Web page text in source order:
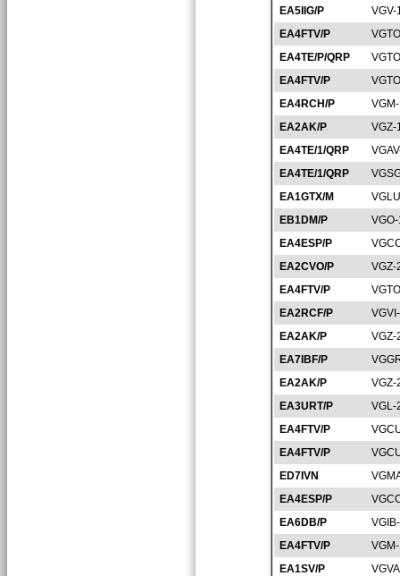
EA5IIG/P
VGV-
EA4FTV/P
EA4TE/P/QRP
EA4FTV/P
EA4RCH/P
EA2AK/P
VGZ-
EA4TE/1/QRP
EA4TE/1/QRP
EA1GTX/M
EB1DM/P
EA4ESP/P
EA2CVO/P
VGZ-
EA4FTV/P
EA2RCF/P
EA2AK/P
VGZ-
EA7IBF/P
EA2AK/P
VGZ-
EA3URT/P
VGL-
EA4FTV/P
EA4FTV/P
ED7IVN
EA4ESP/P
EA6DB/P
EA4FTV/P
EA1SV/P